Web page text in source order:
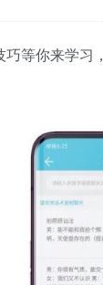
等你来学习